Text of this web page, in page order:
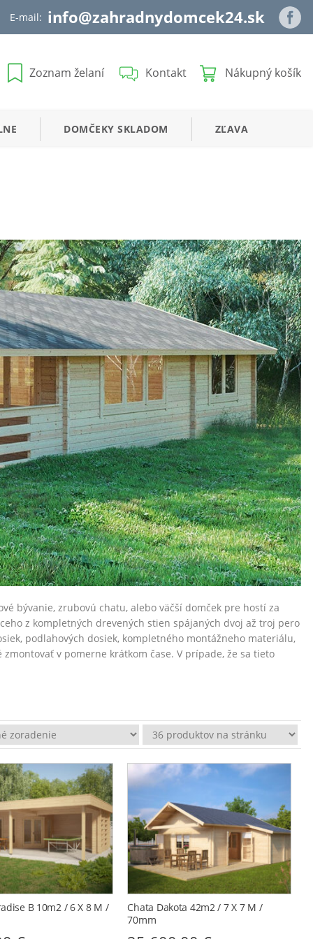
E-mail: info@zahradnydomcek24.sk
Zoznam želaní Kontakt Nákupný košík
DOMČEKYSKLADOM ZĽAVA
bývanie, zrubovú chatu, alebo väčší domček pre hostí za
z kompletných drevených stien spájaných dvoj až troj pero
podlahových dosiek, kompletného montážneho materiálu,
v pomerne krátkom čase. V prípade, že sa tieto
B 10m2 / 6 X 8 M /
Chata Dakota 42m2 / 7 X 7 M /
70mm